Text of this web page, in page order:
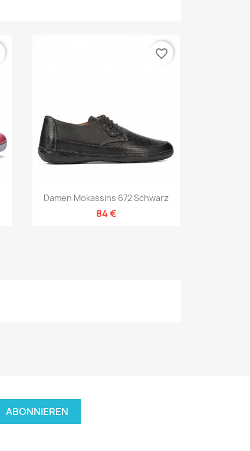
Vorschau
Damen Mokassins 672 Schwarz
84 €
favorite_border